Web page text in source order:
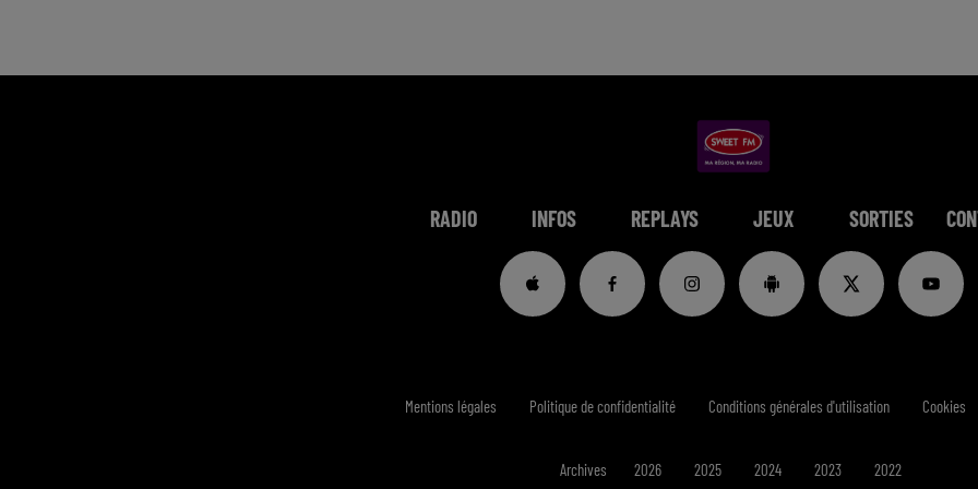
RADIO INFOS REPLAYS JEUX SORTIES
Mentions légales Politique de confidentialité Conditions générales d'utilisation Cookies
Archives 2026 2025 2024 2023 2022